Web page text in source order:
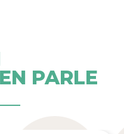
PARLE